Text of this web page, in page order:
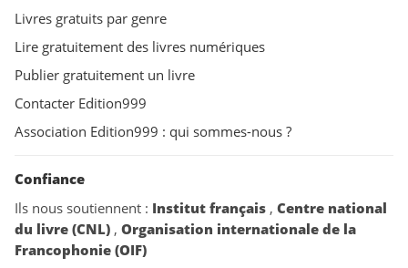
Livres gratuits par genre
Lire gratuitement des livres numériques
Publier gratuitement un livre
Contacter Edition999
Association Edition999 : qui sommes-nous ?
Confiance
Ils nous soutiennent : Institut français , Centre national
du livre (CNL) , Organisation internationale de la
Francophonie (OIF)